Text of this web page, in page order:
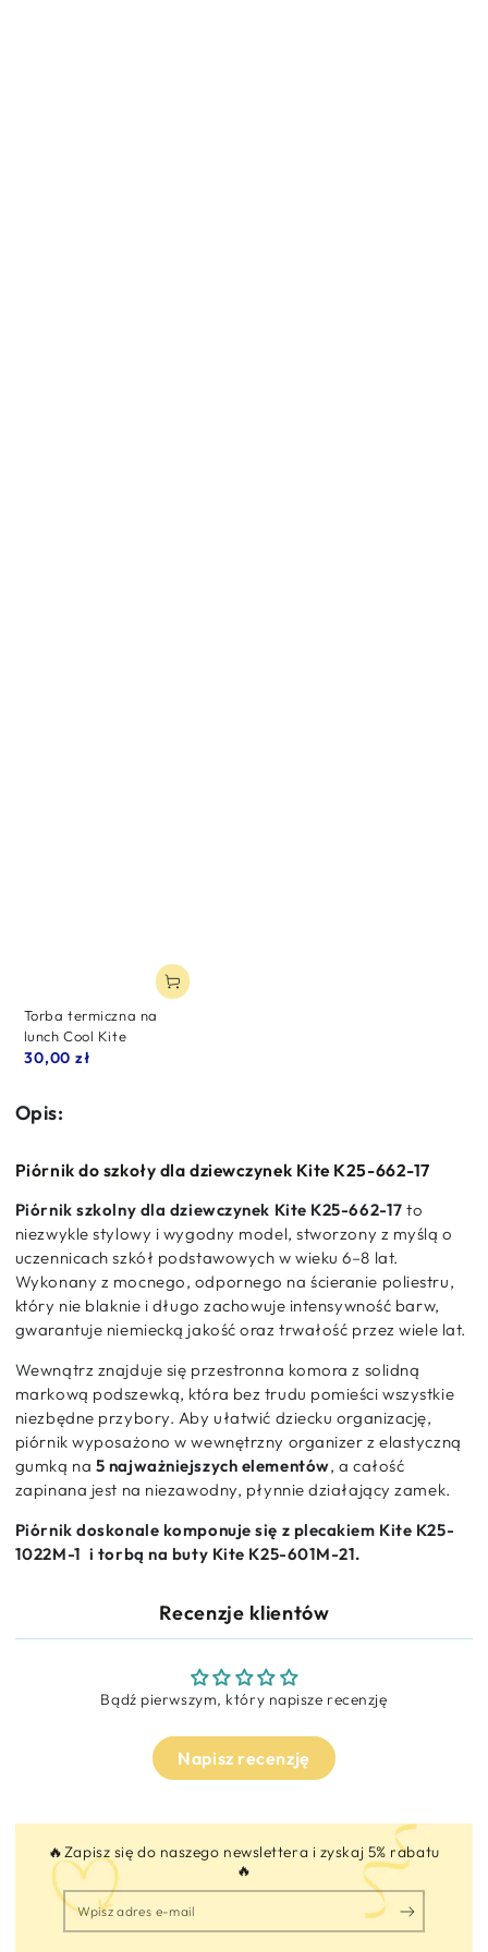
Torba termiczna na
lunch Cool Kite
Normalna
30,00 zł
Opis:
Piórnik do szkoły dla dziewczynek Kite K25-662-17
Piórnik szkolny dla dziewczynek Kite K25-662-17 to
niezwykle stylowy i wygodny model, stworzony z myślą o
uczennicach szkół podstawowych w wieku 6–8 lat.
Wykonany z mocnego, odpornego na ścieranie poliestru,
który nie blaknie i długo zachowuje intensywność barw,
gwarantuje niemiecką jakość oraz trwałość przez wiele lat.
Wewnątrz znajduje się przestronna komora z solidną
markową podszewką, która bez trudu pomieści wszystkie
niezbędne przybory. Aby ułatwić dziecku organizację,
piórnik wyposażono w wewnętrzny organizer z elastyczną
gumką na 5 najważniejszych elementów, a całość
zapinana jest na niezawodny, płynnie działający zamek.
Piórnik doskonale komponuje się z plecakiem Kite K25-
1022M-1 i torbą na buty Kite K25-601M-21.
Recenzje klientów
Bądź pierwszym, który napisze recenzję
Napisz recenzję
🔥Zapisz się do naszego newslettera i zyskaj 5% rabatu
🔥
adres